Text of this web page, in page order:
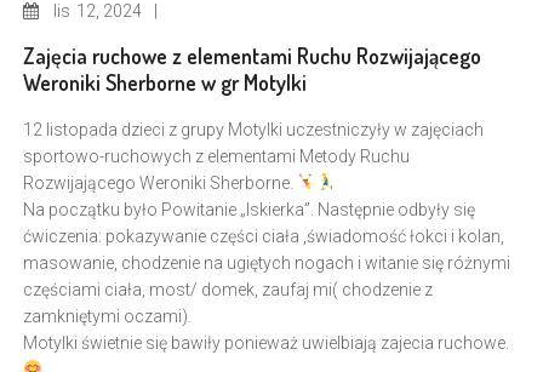
lis 12, 2024
Zajęcia ruchowe z elementami Ruchu Rozwijającego
Weroniki Sherborne w gr Motylki
12 listopada dzieci z grupy Motylki uczestniczyły w zajęciach
sportowo-ruchowych z elementami Metody Ruchu
Rozwijającego Weroniki Sherborne.
Na początku było Powitanie „Iskierka”. Następnie odbyły się
ćwiczenia: pokazywanie części ciała ,świadomość łokci i kolan,
masowanie, chodzenie na ugiętych nogach i witanie się różnymi
częściami ciała, most/ domek, zaufaj mi( chodzenie z
zamkniętymi oczami).
Motylki świetnie się bawiły ponieważ uwielbiają zajecia ruchowe.